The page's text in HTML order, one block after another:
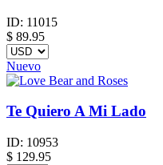
ID: 11015
$ 89.95
Nuevo
Te Quiero A Mi Lado
ID: 10953
$ 129.95